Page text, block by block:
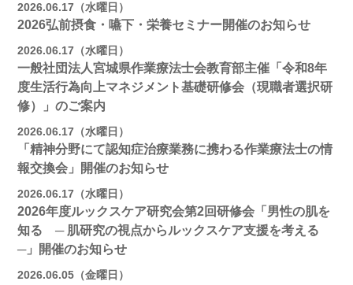
2026.06.17（水曜日）
2026弘前摂食・嚥下・栄養セミナー開催のお知らせ
2026.06.17（水曜日）
一般社団法人宮城県作業療法士会教育部主催「令和8年
度生活行為向上マネジメント基礎研修会（現職者選択研
修）」のご案内
2026.06.17（水曜日）
「精神分野にて認知症治療業務に携わる作業療法士の情
報交換会」開催のお知らせ
2026.06.17（水曜日）
2026年度ルックスケア研究会第2回研修会「男性の肌を
知る ─ 肌研究の視点からルックスケア支援を考える
─」開催のお知らせ
2026.06.05（金曜日）